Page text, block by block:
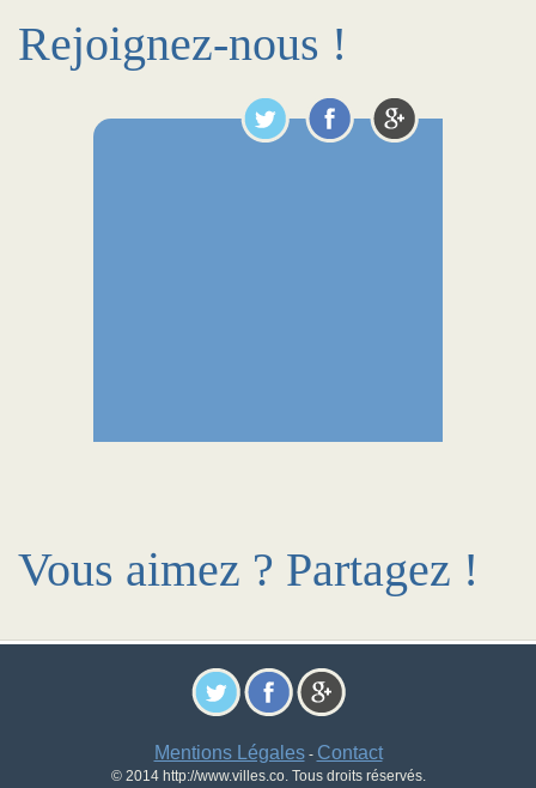
Rejoignez-nous !
Vous aimez ? Partagez !
Mentions Légales- Contact
© 2014 http://www.villes.co. Tous droits réservés.